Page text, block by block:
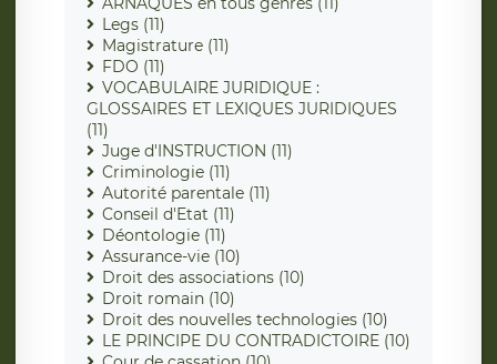
Legs (11)
Magistrature (11)
FDO (11)
VOCABULAIRE JURIDIQUE :
GLOSSAIRES ET LEXIQUES JURIDIQUES
(11)
Juge d'INSTRUCTION (11)
Criminologie (11)
Autorité parentale (11)
Conseil d'Etat (11)
Déontologie (11)
Assurance-vie (10)
Droit des associations (10)
Droit romain (10)
Droit des nouvelles technologies (10)
LE PRINCIPE DU CONTRADICTOIRE (10)